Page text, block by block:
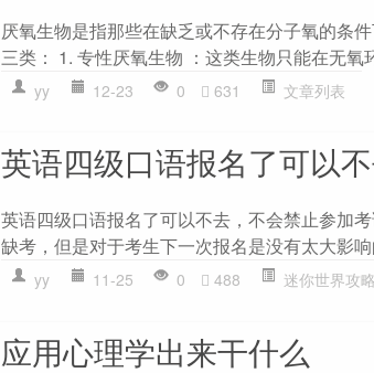
厌氧生物是指那些在缺乏或不存在分子氧的条
三类： 1. 专性厌氧生物 ：这类生物只能在无氧
yy 12-23 0 631 文章列表
英语四级口语报名了可以
英语四级口语报名了可以不去，不会禁止参加
缺考，但是对于考生下一次报名是没有太大影
yy 11-25 0 488 迷你世界攻略
应用心理学出来干什么